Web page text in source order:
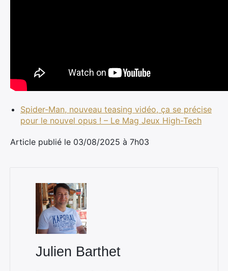
Spider-Man, nouveau teasing vidéo, ça se précise
pour le nouvel opus ! – Le Mag Jeux High-Tech
Article publié le 03/08/2025 à 7h03
Julien Barthet